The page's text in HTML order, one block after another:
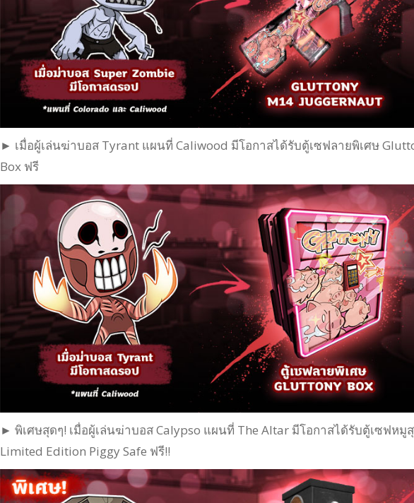
► เมื่อผู้เล่นฆ่าบอส Tyrant แผนที่ Caliwood มีโอกาสได้รับตู้เซฟลายพิเศษ
Box ฟรี
► พิเศษสุดๆ! เมื่อผู้เล่นฆ่าบอส Calypso แผนที่ The Altar มีโอกาสได้รับตู้เซฟหมู
Limited Edition Piggy Safe ฟรี!!